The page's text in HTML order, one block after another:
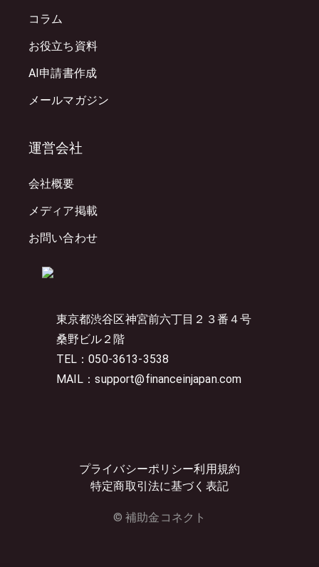
東京都渋谷区神宮前六丁目２３番４号
桑野ビル２階
TEL：050-3613-3538
MAIL：support@financeinjapan.com
プライバシーポリシー利用規約
特定商取引法に基づく表記
© 補助金コネクト
コラム
お役立ち資料
AI申請書作成
メールマガジン
運営会社
会社概要
メディア掲載
お問い合わせ